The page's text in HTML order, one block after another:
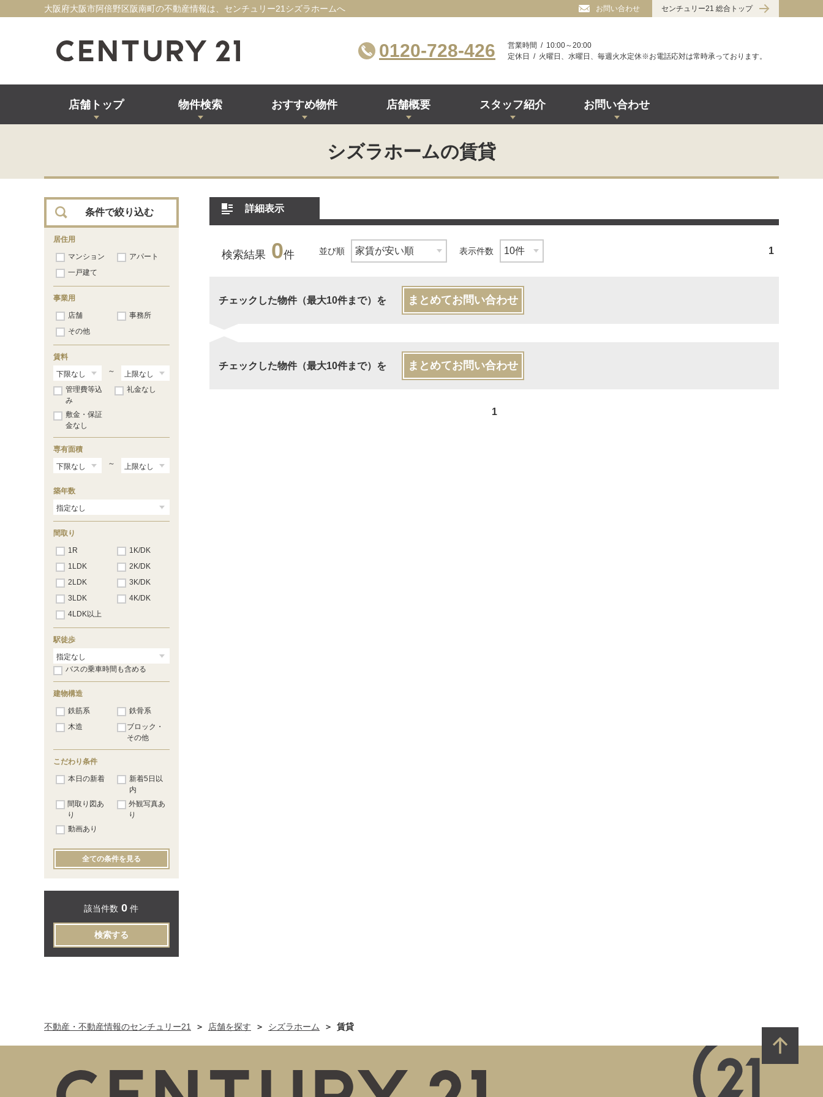
大阪府大阪市阿倍野区阪南町の不動産情報は、センチュリー21シズラホームへ お問い合わせ センチュリー21 総合トップ
0120-728-426 営業時間
10:00～20:00
定休日
火曜日、水曜日、毎週火水定休※お電話応対は常時承っております。
店舗トップ 物件検索 おすすめ物件 店舗概要 スタッフ紹介 お問い合わせ
シズラホームの賃貸
詳細表示
検索結果 0件 並び順 表示件数 1
チェックした物件（最大10件まで）を まとめてお問い合わせ
チェックした物件（最大10件まで）を まとめてお問い合わせ
1
条件で絞り込む
居住用
マンション
アパート
一戸建て
事業用
店舗
事務所
その他
賃料
～
管理費等込
み
礼金なし
敷金・保証
金なし
専有面積
～
築年数
間取り
1R
1K/DK
1LDK
2K/DK
2LDK
3K/DK
3LDK
4K/DK
4LDK以上
駅徒歩
バスの乗車時間も含める
建物構造
鉄筋系
鉄骨系
木造
ブロック・
その他
こだわり条件
本日の新着
新着5日以
内
間取り図あ
り
外観写真あ
り
動画あり
全ての条件を見る
該当件数 0 件
検索する
不動産・不動産情報のセンチュリー21 店舗を探す シズラホーム 賃貸